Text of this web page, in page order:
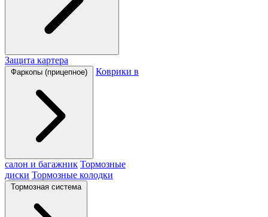
Защита картера
Фаркопы (прицепное) Коврики в
салон и багажник Тормозные
диски Тормозные колодки
Тормозная система